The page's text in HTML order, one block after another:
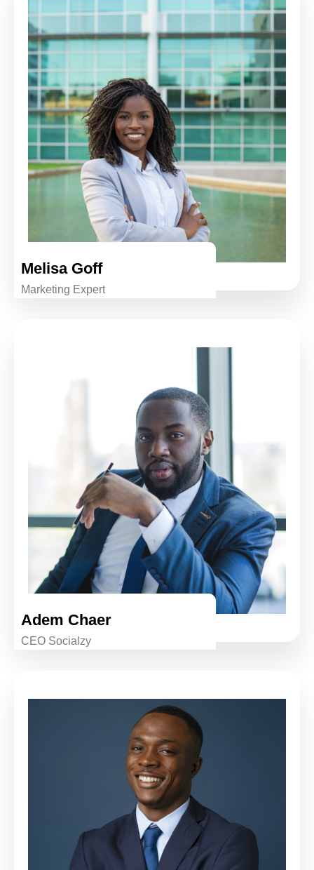
Melisa Goff
Marketing Expert
Adem Chaer
CEO Socialzy